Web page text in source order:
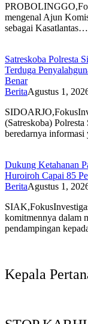
mengenal Ajun
sebagai Kasatlantas…
Satreskoba Polresta
Terduga
Benar
BeritaAgustus 1,
(Satreskoba)
beredarnya
Dukung Ketahanan
Huroiroh Capai 85
BeritaAgustus 1,
komitmennya dalam
pendampingan
Kepala